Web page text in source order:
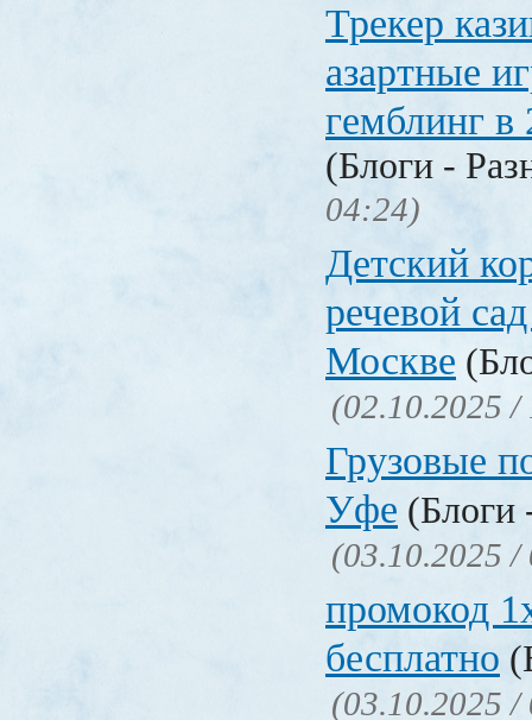
Трекер
азартные
гемблинг в
(Блоги -
04:24)
Детский
речевой
Москве
(02.10.2025 /
Грузовые
Уфе (Блоги
(03.10.2025 /
промокод
бесплатно
(03.10.2025 /